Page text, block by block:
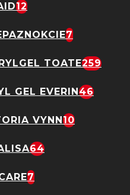
12
7
TOATE259
GEL EVERIN46
VYNN10
64
7